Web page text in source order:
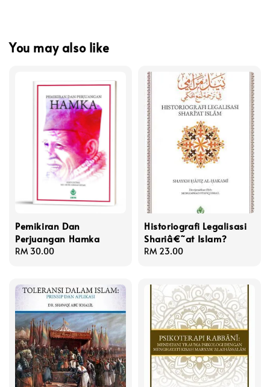
You may also like
Pemikiran Dan
Perjuangan Hamka
Regular
RM 30.00
Historiografi Legalisasi
Shariâ€˜at Islam?
Regular
RM 23.00